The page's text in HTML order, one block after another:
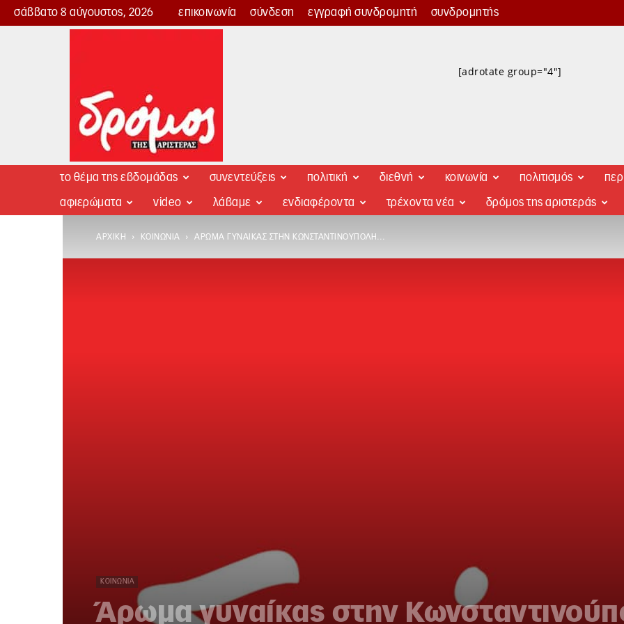
σάββατο 8 αύγουστος, 2026 επικοινωνία σύνδεση εγγραφή συνδρομητή συνδρομητής
Δρόμος
[adrotate group="4"]
το θέμα της εβδομάδας συνεντεύξεις πολιτική διεθνή κοινωνία πολιτισμός
αφιερώματα video λάβαμε ενδιαφέροντα τρέχοντα νέα δρόμος της αριστεράς
ΑΡΧΙΚΉ ΚΟΙΝΩΝΊΑ ΆΡΩΜΑ ΓΥΝΑΊΚΑΣ ΣΤΗΝ ΚΩΝΣΤΑΝΤΙΝΟΎΠΟΛΗ…
ΚΟΙΝΩΝΊΑ
Άρωμα γυναίκας στην